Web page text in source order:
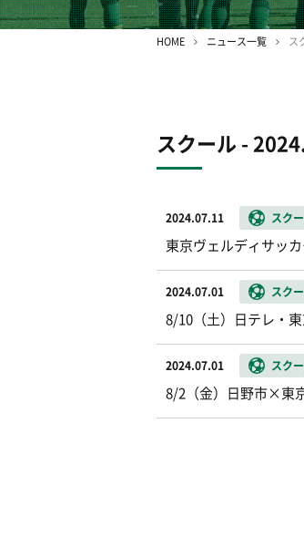
HOME ニュース一覧 ス
スクール -
2024.07.11 スク
東京ヴェルディサッ
2024.07.01 スク
8/10（土）日テレ・
2024.07.01 スク
8/2（金）日野市×東